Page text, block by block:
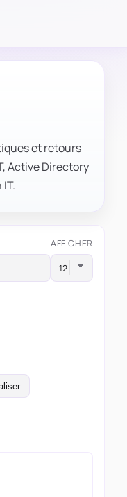
et retours
Active Directory
AFFICHER